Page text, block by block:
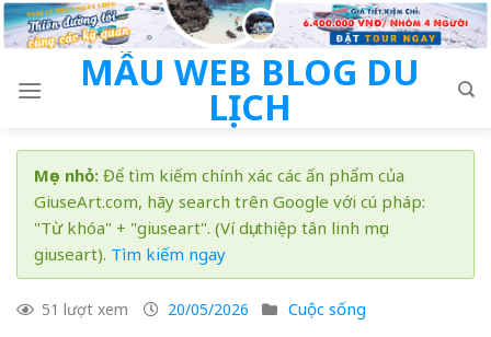
Skip
to
MẪU WEB BLOG DU
LỊCH
Mẹo nhỏ: Để tìm kiếm chính xác các ấn phẩm của
GiuseArt.com, hãy search trên Google với cú pháp:
"Từ khóa" + "giuseart". (Ví dụ: thiệp tân linh mục
giuseart). Tìm kiếm ngay
51 lượt xem 20/05/2026 Cuộc sống